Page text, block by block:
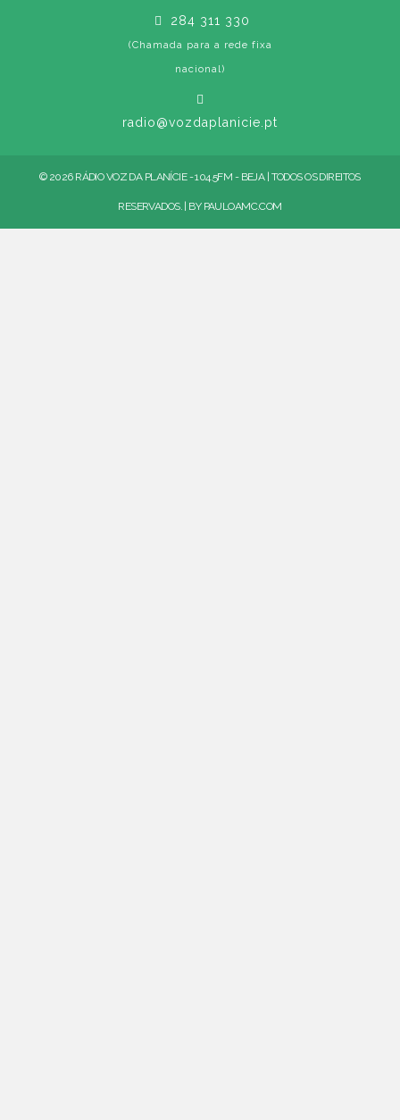
284 311 330
(Chamada para a rede fixa
nacional)
radio@vozdaplanicie.pt
© 2026 RÁDIO VOZ DA PLANÍCIE - 104.5FM - BEJA | TODOS OS DIREITOS
RESERVADOS. | BY PAULOAMC.COM